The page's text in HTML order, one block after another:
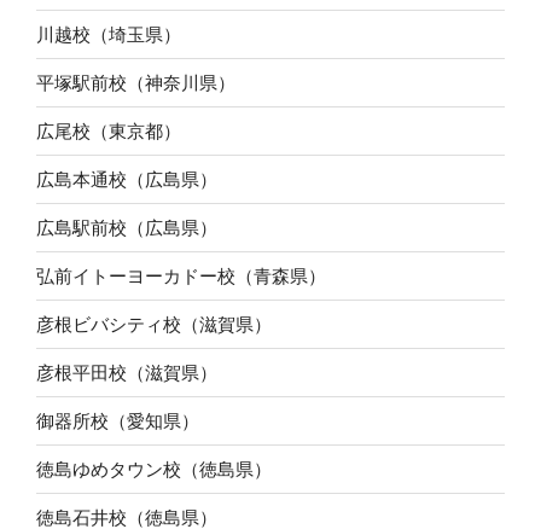
川越校（埼玉県）
平塚駅前校（神奈川県）
広尾校（東京都）
広島本通校（広島県）
広島駅前校（広島県）
弘前イトーヨーカドー校（青森県）
彦根ビバシティ校（滋賀県）
彦根平田校（滋賀県）
御器所校（愛知県）
徳島ゆめタウン校（徳島県）
徳島石井校（徳島県）